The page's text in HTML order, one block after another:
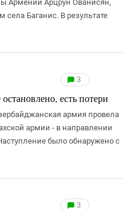
Армении Арцрун Ованисян,
Баганис. В результате
3
есть потери
армия провела
армии - в направлении
было обнаружено с
3